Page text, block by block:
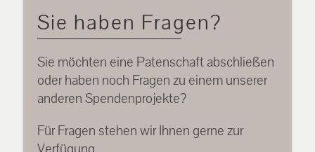
Sie haben Fragen?
Sie möchten eine Patenschaft abschließen
oder haben noch Fragen zu einem unserer
anderen Spendenprojekte?
Für Fragen stehen wir Ihnen gerne zur